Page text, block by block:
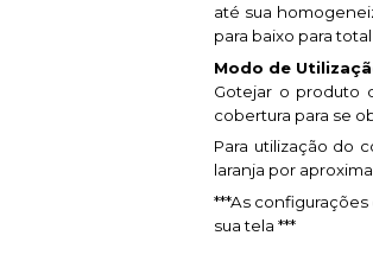
até sua
para baixo para
Modo de
Gotejar o produto
cobertura para se
Para utilização do
laranja por
***As
sua tela ***